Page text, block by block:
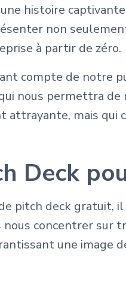
histoire
non
à partir de zéro.
compte de notre
nous permettra de
mais qui
Deck
pitch deck
concentrer sur
une image